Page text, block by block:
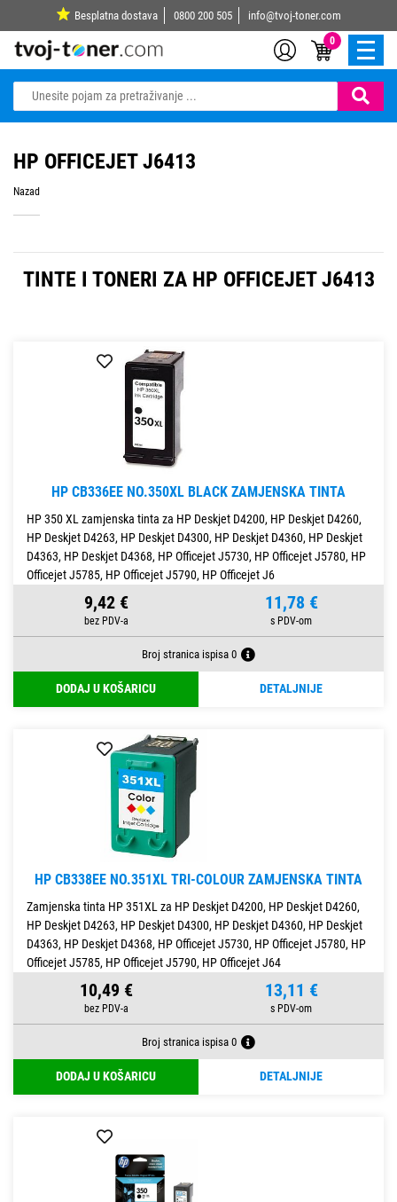
Besplatna dostava 0800 200 505 info@tvoj-toner.com
0
HP OFFICEJET J6413
Nazad
TINTE I TONERI ZA HP OFFICEJET J6413
HP CB336EE NO.350XL BLACK ZAMJENSKA TINTA
HP 350 XL zamjenska tinta za HP Deskjet D4200, HP Deskjet D4260,
HP Deskjet D4263, HP Deskjet D4300, HP Deskjet D4360, HP Deskjet
D4363, HP Deskjet D4368, HP Officejet J5730, HP Officejet J5780, HP
Officejet J5785, HP Officejet J5790, HP Officejet J6
9,42 € 11,78 €
Broj stranica ispisa 0
DODAJ U KOŠARICU DETALJNIJE
HP CB338EE NO.351XL TRI-COLOUR ZAMJENSKA TINTA
Zamjenska tinta HP 351XL za HP Deskjet D4200, HP Deskjet D4260,
HP Deskjet D4263, HP Deskjet D4300, HP Deskjet D4360, HP Deskjet
D4363, HP Deskjet D4368, HP Officejet J5730, HP Officejet J5780, HP
Officejet J5785, HP Officejet J5790, HP Officejet J64
10,49 € 13,11 €
Broj stranica ispisa 0
DODAJ U KOŠARICU DETALJNIJE